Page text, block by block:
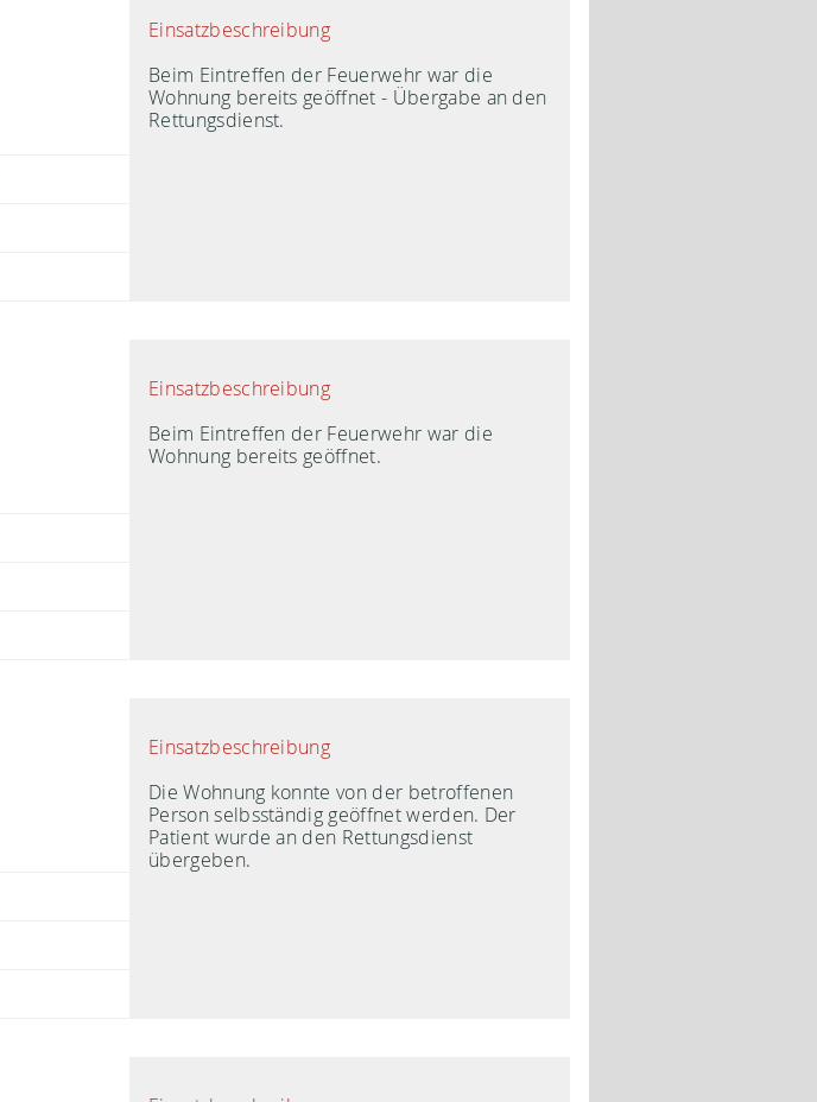
Einsatzbeschreibung
Beim Eintreffen der Feuerwehr war die
Wohnung bereits geöffnet - Übergabe an den
Rettungsdienst.
Einsatzbeschreibung
Beim Eintreffen der Feuerwehr war die
Wohnung bereits geöffnet.
Einsatzbeschreibung
Die Wohnung konnte von der betroffenen
Person selbsständig geöffnet werden. Der
Patient wurde an den Rettungsdienst
übergeben.